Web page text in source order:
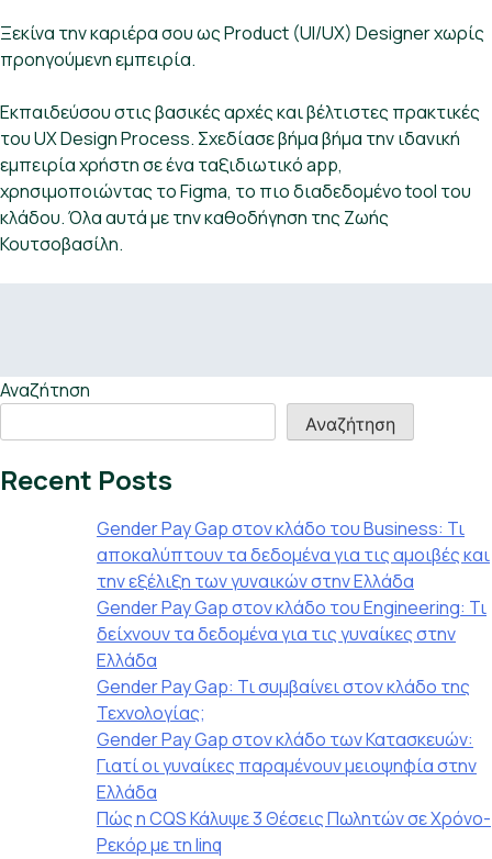
Ξεκίνα την καριέρα σου ως Product (UI/UX) Designer χωρίς
προηγούμενη εμπειρία.
Εκπαιδεύσου στις βασικές αρχές και βέλτιστες πρακτικές
του UX Design Process. Σχεδίασε βήμα βήμα την ιδανική
εμπειρία χρήστη σε ένα ταξιδιωτικό app,
χρησιμοποιώντας το Figma, το πιο διαδεδομένο tool του
κλάδου. Όλα αυτά με την καθοδήγηση της Ζωής
Κουτσοβασίλη.
Αναζήτηση
Αναζήτηση
Recent Posts
Gender Pay Gap στον κλάδο του Business: Τι
αποκαλύπτουν τα δεδομένα για τις αμοιβές και
την εξέλιξη των γυναικών στην Ελλάδα
Gender Pay Gap στον κλάδο του Engineering: Τι
δείχνουν τα δεδομένα για τις γυναίκες στην
Ελλάδα
Gender Pay Gap: Τι συμβαίνει στον κλάδο της
Τεχνολογίας;
Gender Pay Gap στον κλάδο των Κατασκευών:
Γιατί οι γυναίκες παραμένουν μειοψηφία στην
Ελλάδα
Πώς η CQS Κάλυψε 3 Θέσεις Πωλητών σε Χρόνο-
Ρεκόρ με τη linq